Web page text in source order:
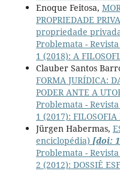
Enoque Feitosa,
PROPRIEDADE
propriedade
Problemata -
1 (2018): A
Clauber Santos
FORMA JURÍDICA:
PODER ANTE A
Problemata -
1 (2017):
Jürgen Habermas,
enciclopédia) [doi:
Problemata -
2 (2012): DOSSIÊ